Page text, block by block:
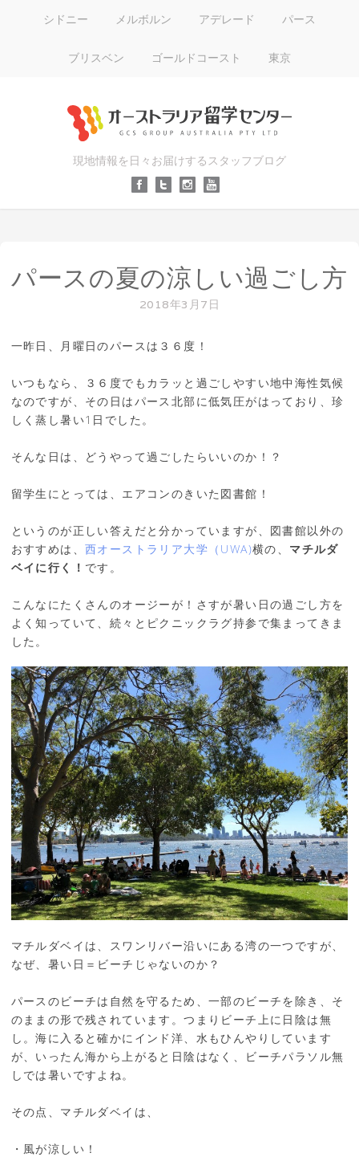
シドニー メルボルン アデレード パース
ブリスベン ゴールドコースト 東京
現地情報を日々お届けするスタッフブログ
パースの夏の涼しい過ごし方
2018年3月7日
一昨日、月曜日のパースは３６度！
いつもなら、３６度でもカラッと過ごしやすい地中海性気候
なのですが、その日はパース北部に低気圧がはっており、珍
しく蒸し暑い1日でした。
そんな日は、どうやって過ごしたらいいのか！？
留学生にとっては、エアコンのきいた図書館！
というのが正しい答えだと分かっていますが、図書館以外の
おすすめは、 西オーストラリア大学（UWA)横の、 マチルダ
ベイに行く！ です。
こんなにたくさんのオージーが！さすが暑い日の過ごし方を
よく知っていて、続々とピクニックラグ持参で集まってきま
した。
マチルダベイは、スワンリバー沿いにある湾の一つですが、
なぜ、暑い日＝ビーチじゃないのか？
パースのビーチは自然を守るため、一部のビーチを除き、そ
のままの形で残されています。つまりビーチ上に日陰は無
し。海に入ると確かにインド洋、水もひんやりしています
が、いったん海から上がると日陰はなく、ビーチパラソル無
しでは暑いですよね。
その点、マチルダベイは、
・風が涼しい！